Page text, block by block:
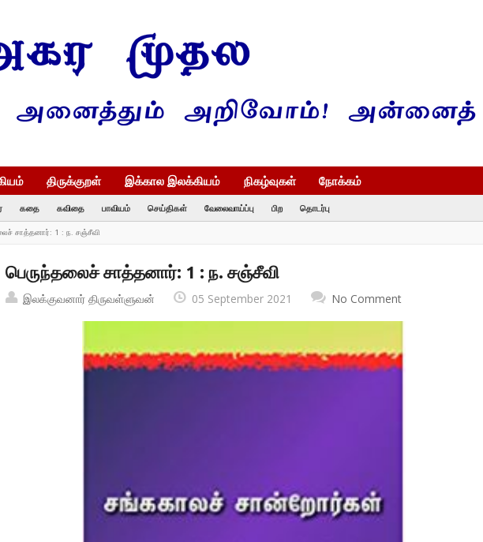
திருக்குறள் இக்கால இலக்கியம் நிகழ்வுகள் நோக்கம்
கதை கவிதை பாவியம் செய்திகள் வேலைவாய்ப்பு பிற தொடர்பு
சாத்தனார்: 1 : ந. சஞ்சீவி
பெருந்தலைச் சாத்தனார்: 1 : ந. சஞ்சீவி
இலக்குவனார் திருவள்ளுவன் 05 September 2021 No Comment